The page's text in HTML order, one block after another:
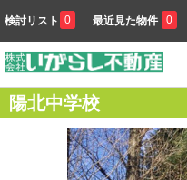
検討リスト 0 最近見た物件 0
陽北中学校